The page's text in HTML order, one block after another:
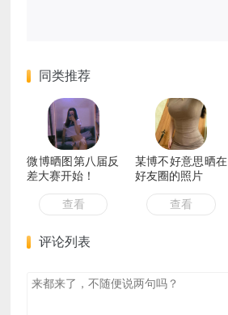
同类推荐
微博晒图第八届反
差大赛开始！
查看
某博不好意思晒在
好友圈的照片
查看
评论列表